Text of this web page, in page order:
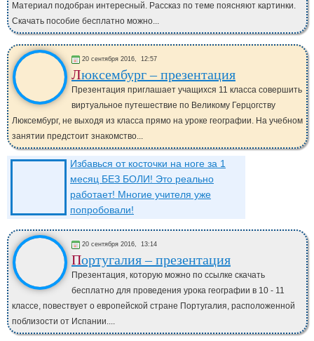
Материал подобран интересный. Рассказ по теме поясняют картинки.
Скачать пособие бесплатно можно...
20 сентября 2016, 12:57
Люксембург – презентация
Презентация приглашает учащихся 11 класса совершить
виртуальное путешествие по Великому Герцогству
Люксембург, не выходя из класса прямо на уроке географии. На учебном
занятии предстоит знакомство...
Избавься от косточки на ноге за 1
месяц БЕЗ БОЛИ! Это реально
работает! Многие учителя уже
попробовали!
20 сентября 2016, 13:14
Португалия – презентация
Презентация, которую можно по ссылке скачать
бесплатно для проведения урока географии в 10 - 11
классе, повествует о европейской стране Португалия, расположенной
поблизости от Испании....